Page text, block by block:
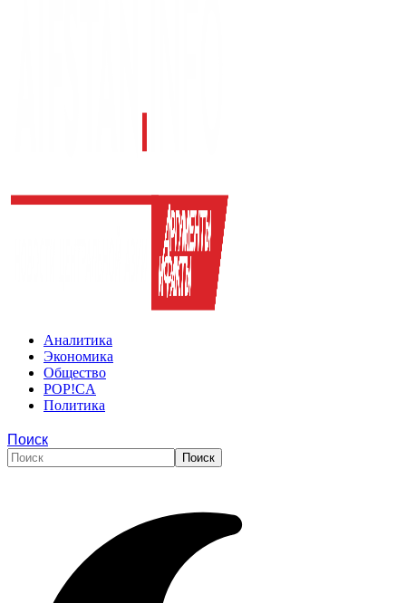
Аналитика
Экономика
Общество
POP!CA
Политика
Поиск